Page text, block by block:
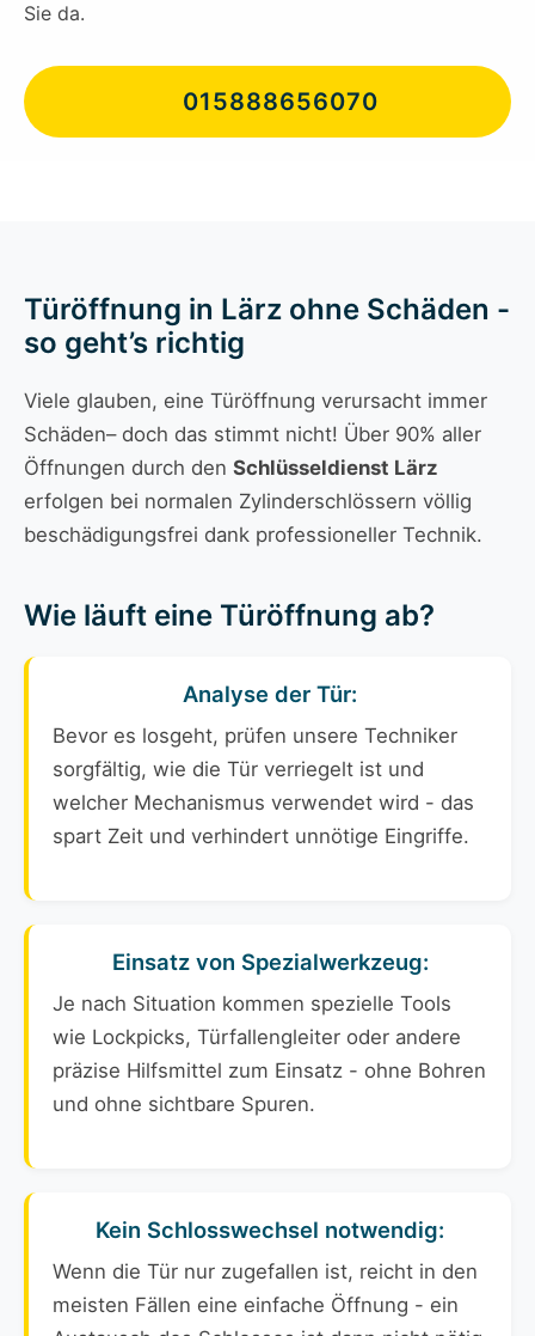
Sie da.
015888656070
Türöffnung in Lärz ohne Schäden -
so geht’s richtig
Viele glauben, eine Türöffnung verursacht immer
Schäden– doch das stimmt nicht! Über 90% aller
Öffnungen durch den Schlüsseldienst Lärz
erfolgen bei normalen Zylinderschlössern völlig
beschädigungsfrei dank professioneller Technik.
Wie läuft eine Türöffnung ab?
Analyse der Tür:
Bevor es losgeht, prüfen unsere Techniker
sorgfältig, wie die Tür verriegelt ist und
welcher Mechanismus verwendet wird - das
spart Zeit und verhindert unnötige Eingriffe.
Einsatz von Spezialwerkzeug:
Je nach Situation kommen spezielle Tools
wie Lockpicks, Türfallengleiter oder andere
präzise Hilfsmittel zum Einsatz - ohne Bohren
und ohne sichtbare Spuren.
Kein Schlosswechsel notwendig:
Wenn die Tür nur zugefallen ist, reicht in den
meisten Fällen eine einfache Öffnung - ein